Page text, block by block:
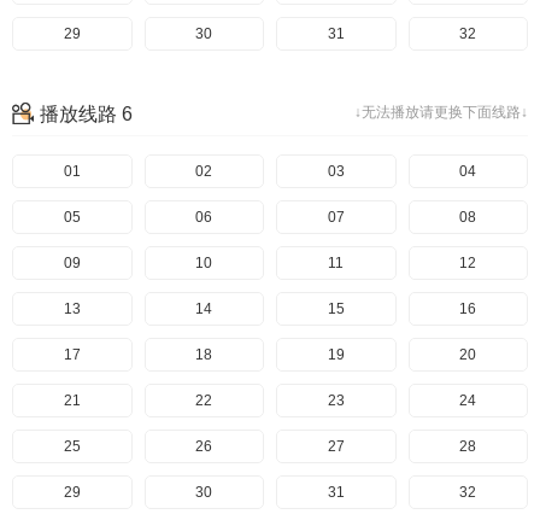
29 30 31 32
↓无法播放请更换下面线路↓
播放线路 6
01 02 03 04
05 06 07 08
09 10 11 12
13 14 15 16
17 18 19 20
21 22 23 24
25 26 27 28
29 30 31 32